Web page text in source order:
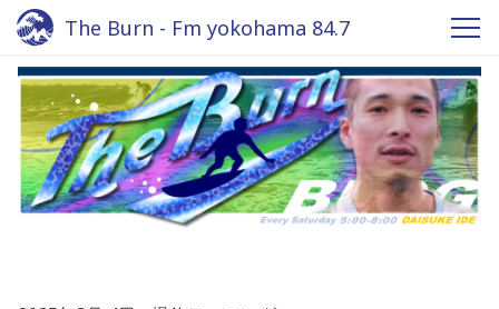
The Burn - Fm yokohama 84.7